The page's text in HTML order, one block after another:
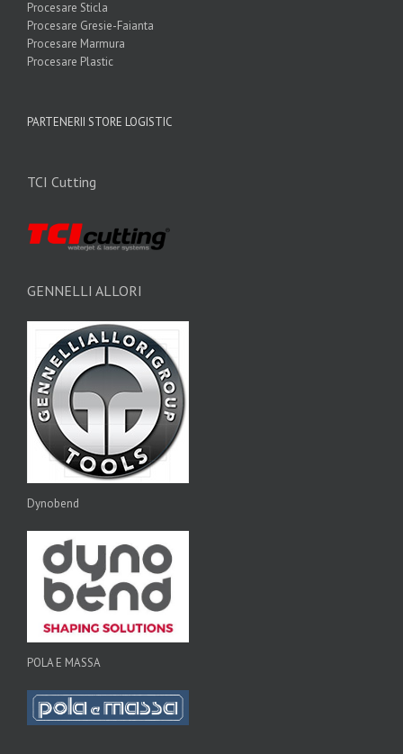
Procesare Sticla
Procesare Gresie-Faianta
Procesare Marmura
Procesare Plastic
PARTENERII STORE LOGISTIC
TCI Cutting
GENNELLI ALLORI
Dynobend
POLA E MASSA